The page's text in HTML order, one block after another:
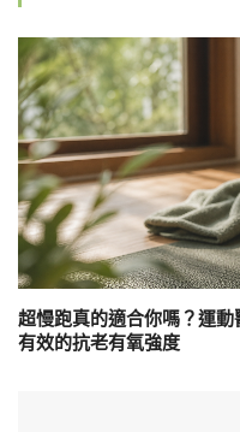
超慢跑真的適合你嗎？運
有效的抗老有氧強度